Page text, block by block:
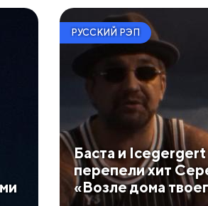
РУССКИЙ РЭП
Баста и Icegergert
перепели хит
«Возле дома